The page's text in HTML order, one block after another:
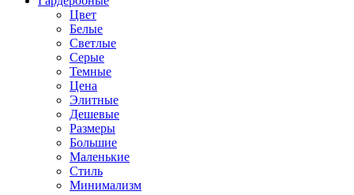
Цвет
Белые
Светлые
Серые
Темные
Цена
Элитные
Дешевые
Размеры
Большие
Маленькие
Стиль
Минимализм